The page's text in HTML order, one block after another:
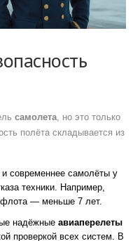
самолета, но это только
полёта складывается из
современнее самолёты у
техники. Например,
— меньше 7 лет.
надёжные авиаперелеты
проверкой всех систем. В